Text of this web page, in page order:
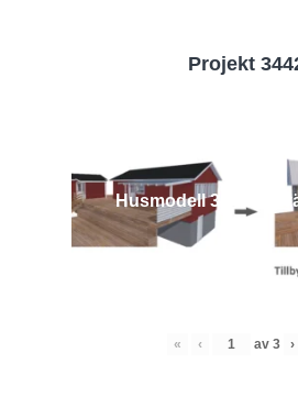
Projekt
Husmodell 3442 -
« ‹ av 3 ›